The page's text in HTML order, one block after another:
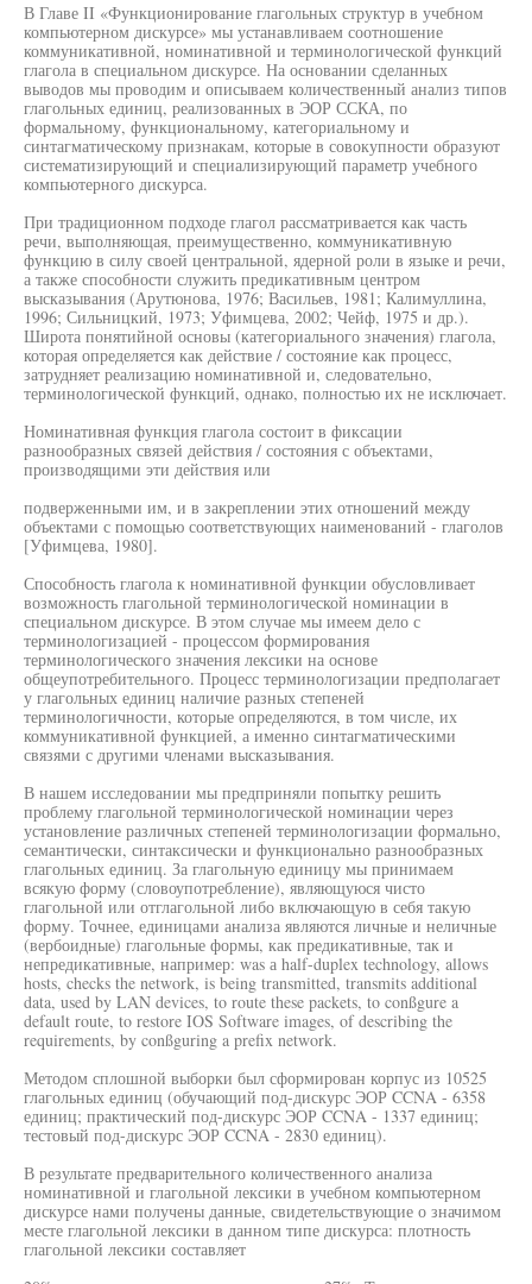
В Главе II «Функционирование глагольных структур в учебном
компьютерном дискурсе» мы устанавливаем соотношение
коммуникативной, номинативной и терминологической функций
глагола в специальном дискурсе. На основании сделанных
выводов мы проводим и описываем количественный анализ типов
глагольных единиц, реализованных в ЭОР ССКА, по
формальному, функциональному, категориальному и
синтагматическому признакам, которые в совокупности образуют
систематизирующий и специализирующий параметр учебного
компьютерного дискурса.
При традиционном подходе глагол рассматривается как часть
речи, выполняющая, преимущественно, коммуникативную
функцию в силу своей центральной, ядерной роли в языке и речи,
а также способности служить предикативным центром
высказывания (Арутюнова, 1976; Васильев, 1981; Калимуллина,
1996; Сильницкий, 1973; Уфимцева, 2002; Чейф, 1975 и др.).
Широта понятийной основы (категориального значения) глагола,
которая определяется как действие / состояние как процесс,
затрудняет реализацию номинативной и, следовательно,
терминологической функций, однако, полностью их не исключает.
Номинативная функция глагола состоит в фиксации
разнообразных связей действия / состояния с объектами,
производящими эти действия или
подверженными им, и в закреплении этих отношений между
объектами с помощью соответствующих наименований - глаголов
[Уфимцева, 1980].
Способность глагола к номинативной функции обусловливает
возможность глагольной терминологической номинации в
специальном дискурсе. В этом случае мы имеем дело с
терминологизацией - процессом формирования
терминологического значения лексики на основе
общеупотребительного. Процесс терминологизации предполагает
у глагольных единиц наличие разных степеней
терминологичности, которые определяются, в том числе, их
коммуникативной функцией, а именно синтагматическими
связями с другими членами высказывания.
В нашем исследовании мы предприняли попытку решить
проблему глагольной терминологической номинации через
установление различных степеней терминологизации формально,
семантически, синтаксически и функционально разнообразных
глагольных единиц. За глагольную единицу мы принимаем
всякую форму (словоупотребление), являющуюся чисто
глагольной или отглагольной либо включающую в себя такую
форму. Точнее, единицами анализа являются личные и неличные
(вербоидные) глагольные формы, как предикативные, так и
непредикативные, например: was а half-duplex technology, allows
hosts, checks the network, is being transmitted, transmits additional
data, used by LAN devices, to route these packets, to conßgure a
default route, to restore IOS Software images, of describing the
requirements, by conßguring a prefix network.
Методом сплошной выборки был сформирован корпус из 10525
глагольных единиц (обучающий под-дискурс ЭОР CCNA - 6358
единиц; практический под-дискурс ЭОР CCNA - 1337 единиц;
тестовый под-дискурс ЭОР CCNA - 2830 единиц).
В результате предварительного количественного анализа
номинативной и глагольной лексики в учебном компьютерном
дискурсе нами получены данные, свидетельствующие о значимом
месте глагольной лексики в данном типе дискурса: плотность
глагольной лексики составляет